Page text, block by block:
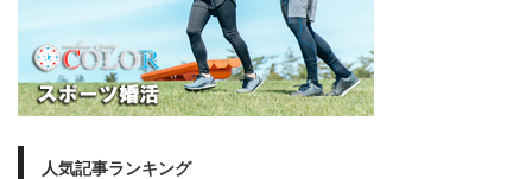
人気記事ランキング